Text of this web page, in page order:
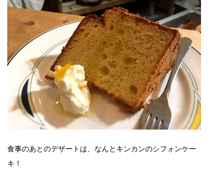
食事のあとのデザートは、なんとキンカンのシフォンケー
キ！